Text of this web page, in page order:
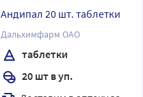
Андипал 20 шт. таблетки
Дальхимфарм ОАО
таблетки
20 шт в уп.